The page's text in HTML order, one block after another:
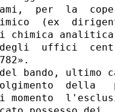
per  la
(ex
analitica,
degli  uffici
bando, ultimo
della